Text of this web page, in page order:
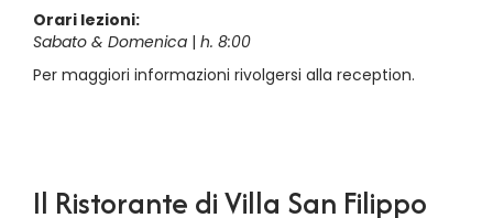
Orari lezioni:
Sabato & Domenica | h. 8:00
Per maggiori informazioni rivolgersi alla reception.
Il Ristorante di Villa San Filippo